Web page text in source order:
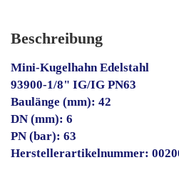
Beschreibung
Mini-Kugelhahn Edelstahl
93900-1/8" IG/IG PN63
Baulänge (mm): 42
DN (mm): 6
PN (bar): 63
Herstellerartikelnummer: